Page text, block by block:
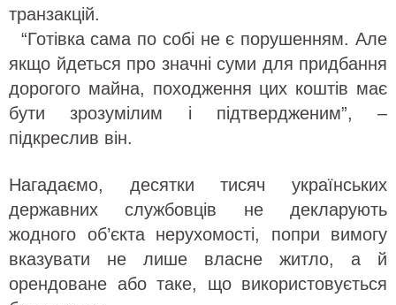
транзакцій.
“Готівка сама по собі не є порушенням. Але
якщо йдеться про значні суми для придбання
дорогого майна, походження цих коштів має
бути зрозумілим і підтвердженим”, –
підкреслив він.
Нагадаємо, десятки тисяч українських
державних службовців не декларують
жодного об’єкта нерухомості, попри вимогу
вказувати не лише власне житло, а й
орендоване або таке, що використовується